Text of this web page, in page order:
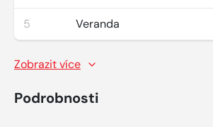
5 Veranda
Zobrazit více
Podrobnosti